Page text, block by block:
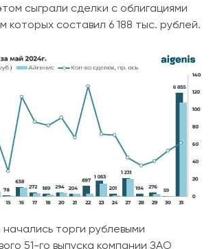
сыграли сделки с облигациями
которых составил 6 188 тыс. рублей.
торги рублевыми
51-го выпуска компании ЗАО